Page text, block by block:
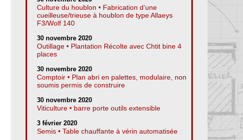
Culture du houblon • Fabrication d’une
cueilleuse/trieuse à houblon de type Allaeys
F3/Wolf 140
30 novembre 2020
Outillage • Plantation Récolte avec Chtit bine 4
places
30 novembre 2020
Comptoir • Plan abri en palettes, modulaire, non
soumis permis de construire
30 novembre 2020
Viticulture • barre porte outils extensible
3 février 2020
Semis • Table chauffante à vérin automatisée